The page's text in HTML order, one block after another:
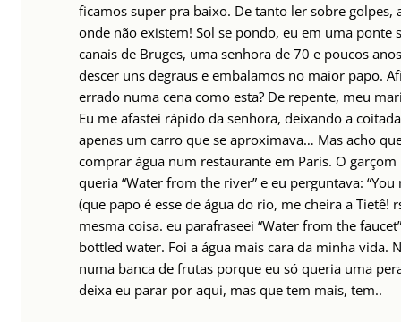
ficamos super pra baixo. De tanto ler sobre golpes,
onde não existem! Sol se pondo, eu em uma ponte
canais de Bruges, uma senhora de 70 e poucos
descer uns degraus e embalamos no maior papo.
errado numa cena como esta? De repente, meu
Eu me afastei rápido da senhora, deixando a
apenas um carro que se aproximava… Mas acho
comprar água num restaurante em Paris. O garçom
queria “Water from the river” e eu perguntava: “You
(que papo é esse de água do rio, me cheira a Tietê!
mesma coisa. eu parafraseei “Water from the
bottled water. Foi a água mais cara da minha vida.
numa banca de frutas porque eu só queria uma
deixa eu parar por aqui, mas que tem mais, tem..